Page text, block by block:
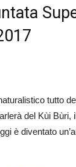
tutto
del Kùi Bùri,
è diventato